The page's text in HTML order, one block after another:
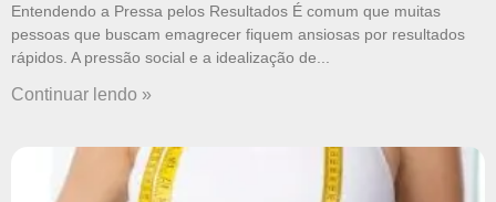
Entendendo a Pressa pelos Resultados É comum que muitas
pessoas que buscam emagrecer fiquem ansiosas por resultados
rápidos. A pressão social e a idealização de
Continuar lendo »